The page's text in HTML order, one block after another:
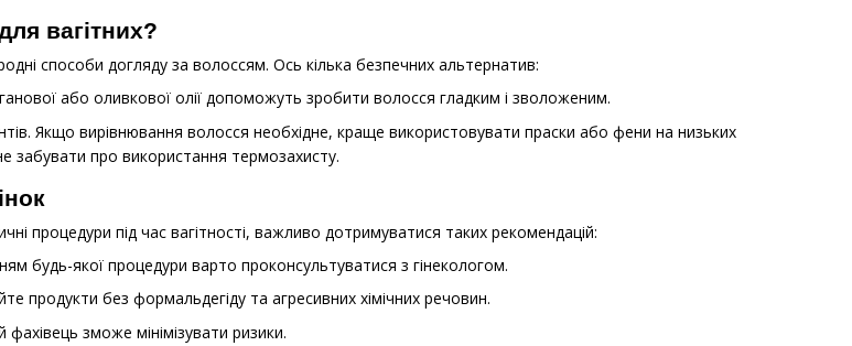
вагітних?
способи догляду за волоссям. Ось кілька безпечних альтернатив:
або оливкової олії допоможуть зробити волосся гладким і зволоженим.
Якщо вирівнювання волосся необхідне, краще використовувати праски або фени на низьких
забувати про використання термозахисту.
процедури під час вагітності, важливо дотримуватися таких рекомендацій:
будь-якої процедури варто проконсультуватися з гінекологом.
продукти без формальдегіду та агресивних хімічних речовин.
зможе мінімізувати ризики.